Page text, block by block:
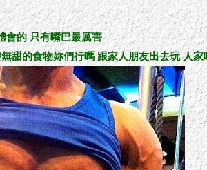
會的 只有嘴巴最厲害
甜的食物妳們行嗎 跟家人朋友出去玩 人